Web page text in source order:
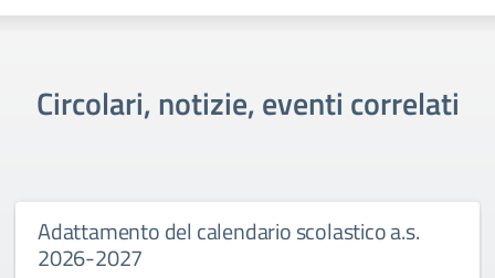
Circolari, notizie, eventi correlati
Adattamento del calendario scolastico a.s.
2026-2027